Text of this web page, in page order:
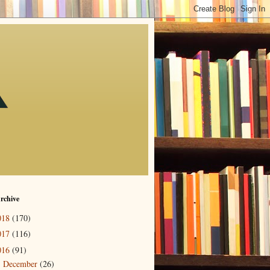
(170)
(116)
(91)
December (26)